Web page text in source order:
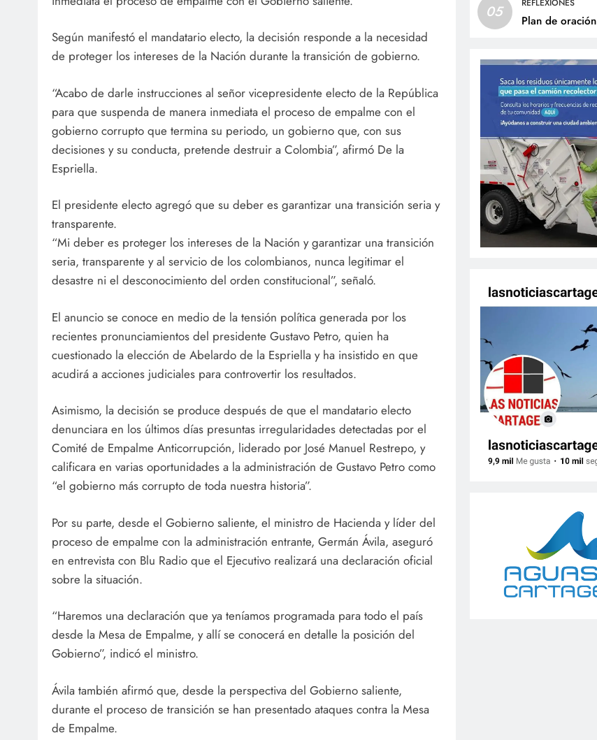
05 REFLEXIONES
Plan de oración
Según manifestó el mandatario electo, la decisión responde a la necesidad
de proteger los intereses de la Nación durante la transición de gobierno.
“Acabo de darle instrucciones al señor vicepresidente electo de la República
para que suspenda de manera inmediata el proceso de empalme con el
gobierno corrupto que termina su periodo, un gobierno que, con sus
decisiones y su conducta, pretende destruir a Colombia”, afirmó De la
Espriella.
El presidente electo agregó que su deber es garantizar una transición seria y
transparente.
“Mi deber es proteger los intereses de la Nación y garantizar una transición
seria, transparente y al servicio de los colombianos, nunca legitimar el
desastre ni el desconocimiento del orden constitucional”, señaló.
El anuncio se conoce en medio de la tensión política generada por los
recientes pronunciamientos del presidente Gustavo Petro, quien ha
cuestionado la elección de Abelardo de la Espriella y ha insistido en que
acudirá a acciones judiciales para controvertir los resultados.
Asimismo, la decisión se produce después de que el mandatario electo
denunciara en los últimos días presuntas irregularidades detectadas por el
Comité de Empalme Anticorrupción, liderado por José Manuel Restrepo, y
calificara en varias oportunidades a la administración de Gustavo Petro como
“el gobierno más corrupto de toda nuestra historia”.
Por su parte, desde el Gobierno saliente, el ministro de Hacienda y líder del
proceso de empalme con la administración entrante, Germán Ávila, aseguró
en entrevista con Blu Radio que el Ejecutivo realizará una declaración oficial
sobre la situación.
“Haremos una declaración que ya teníamos programada para todo el país
desde la Mesa de Empalme, y allí se conocerá en detalle la posición del
Gobierno”, indicó el ministro.
Ávila también afirmó que, desde la perspectiva del Gobierno saliente,
durante el proceso de transición se han presentado ataques contra la Mesa
de Empalme.